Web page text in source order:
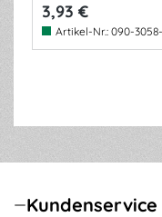
3,93 €
Artikel-Nr.: 090-
Kundenservice